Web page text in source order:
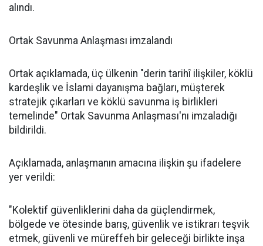
alındı.
Ortak Savunma Anlaşması imzalandı
Ortak açıklamada, üç ülkenin "derin tarihî ilişkiler, köklü
kardeşlik ve İslami dayanışma bağları, müşterek
stratejik çıkarları ve köklü savunma iş birlikleri
temelinde" Ortak Savunma Anlaşması'nı imzaladığı
bildirildi.
Açıklamada, anlaşmanın amacına ilişkin şu ifadelere
yer verildi:
"Kolektif güvenliklerini daha da güçlendirmek,
bölgede ve ötesinde barış, güvenlik ve istikrarı teşvik
etmek, güvenli ve müreffeh bir geleceği birlikte inşa